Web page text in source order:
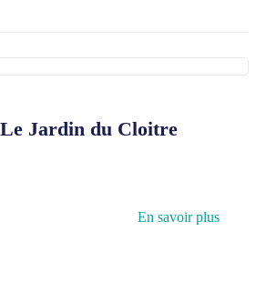
Jardin du Cloitre
En savoir plus